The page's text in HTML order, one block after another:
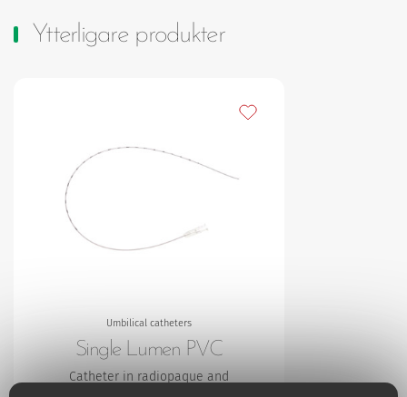
Ytterligare produkter
Umbilical catheters
Single Lumen PVC
Catheter in radiopaque and
Lägg till bland mina